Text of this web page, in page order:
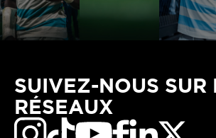
SUIVEZ-NOUS SUR
RÉSEAUX